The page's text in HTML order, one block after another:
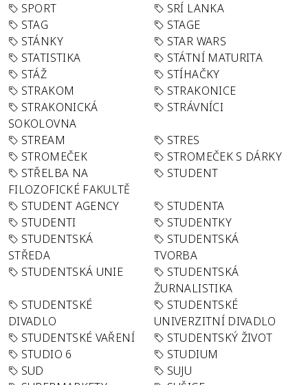
SPORT
SRÍ LANKA
STAG
STAGE
STÁNKY
STAR WARS
STATISTIKA
STÁTNÍ MATURITA
STÁŽ
STÍHAČKY
STRAKOM
STRAKONICE
STRAKONICKÁ
SOKOLOVNA
STRÁVNÍCI
STREAM
STRES
STROMEČEK
STROMEČEK S DÁRKY
STŘELBA NA
FILOZOFICKÉ FAKULTĚ
STUDENT
STUDENT AGENCY
STUDENTA
STUDENTI
STUDENTKY
STUDENTSKÁ
STŘEDA
STUDENTSKÁ
TVORBA
STUDENTSKÁ UNIE
STUDENTSKÁ
ŽURNALISTIKA
STUDENTSKÉ
DIVADLO
STUDENTSKÉ
UNIVERZITNÍ DIVADLO
STUDENTSKÉ VAŘENÍ
STUDENTSKÝ ŽIVOT
STUDIO 6
STUDIUM
SUD
SUJU